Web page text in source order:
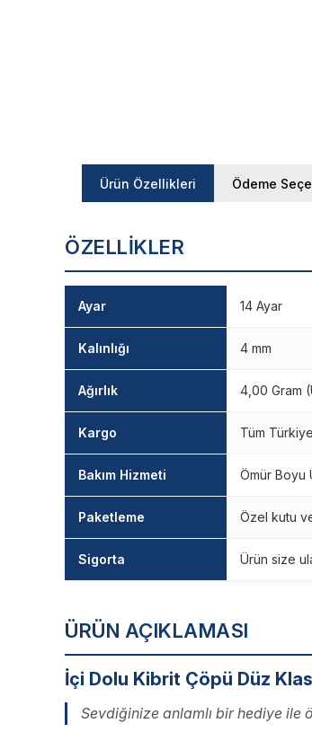
Ürün Özellikleri Ödeme
ÜRÜN AÇIKLAMASI
İçi Dolu Kibrit Çöpü Düz
Sevdiğinize anlamlı bir hediye ile
ÖZELLIKLER
Ayar 14 Ayar
Kalınlığı 4 mm
Ağırlık 4,00 Gram
Kargo Tüm
Bakım Hizmeti Ömür Boyu
Paketleme Özel kutu
Sigorta Ürün size